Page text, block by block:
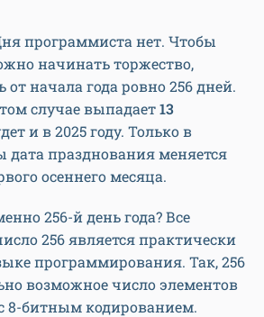
программиста нет. Чтобы
начинать торжество,
от начала года ровно 256 дней.
случае выпадает13
и в 2025 году. Только в
дата празднования меняется
осеннего месяца.
256-й день года? Все
256 является практически
программирования. Так, 256
возможное число элементов
8-битным кодированием.